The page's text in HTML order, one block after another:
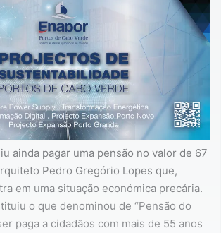
ainda pagar uma pensão no valor de 67
Pedro Gregório Lopes que,
em uma situação económica precária.
o que denominou de “Pensão do
paga a cidadãos com mais de 55 anos